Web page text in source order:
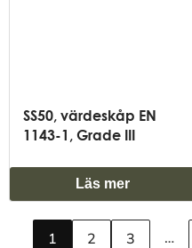
SS50, värdeskåp EN
1143-1, Grade III
Läs mer
1 2 3 …